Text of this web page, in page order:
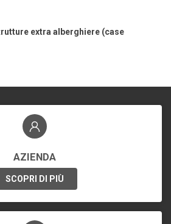
extra alberghiere (case
AZIENDA
SCOPRI DI PIÙ